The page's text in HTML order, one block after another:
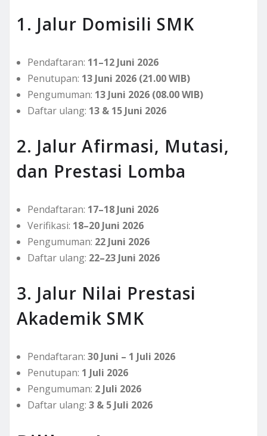
1. Jalur Domisili SMK
Pendaftaran: 11–12 Juni 2026
Penutupan: 13 Juni 2026 (21.00 WIB)
Pengumuman: 13 Juni 2026 (08.00 WIB)
Daftar ulang: 13 & 15 Juni 2026
2. Jalur Afirmasi, Mutasi,
dan Prestasi Lomba
Pendaftaran: 17–18 Juni 2026
Verifikasi: 18–20 Juni 2026
Pengumuman: 22 Juni 2026
Daftar ulang: 22–23 Juni 2026
3. Jalur Nilai Prestasi
Akademik SMK
Pendaftaran: 30 Juni – 1 Juli 2026
Penutupan: 1 Juli 2026
Pengumuman: 2 Juli 2026
Daftar ulang: 3 & 5 Juli 2026